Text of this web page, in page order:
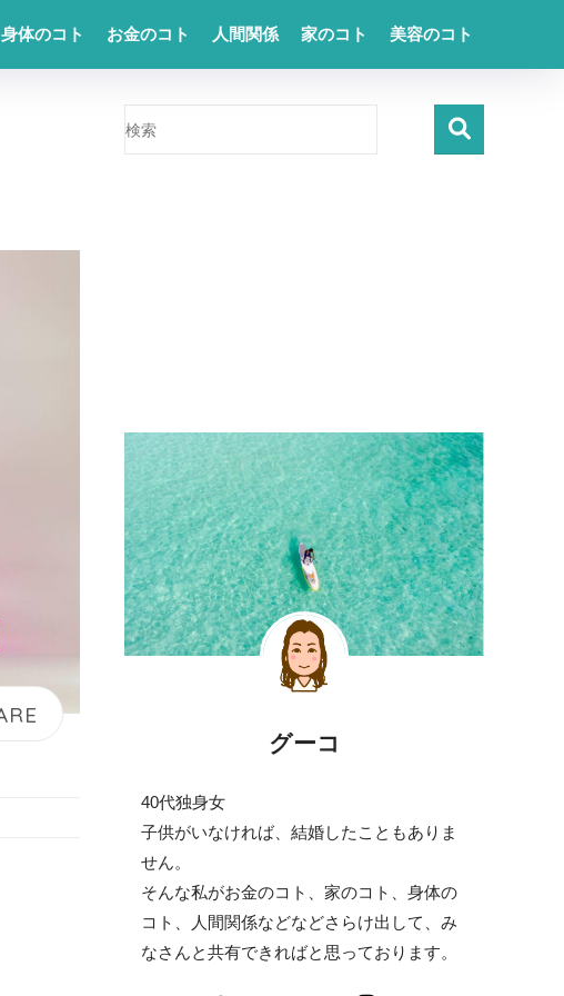
身体のコト お金のコト 人間関係 家のコト 美容のコト
グーコ
40代独身女
子供がいなければ、結婚したこともありま
せん。
そんな私がお金のコト、家のコト、身体の
コト、人間関係などなどさらけ出して、み
なさんと共有できればと思っております。